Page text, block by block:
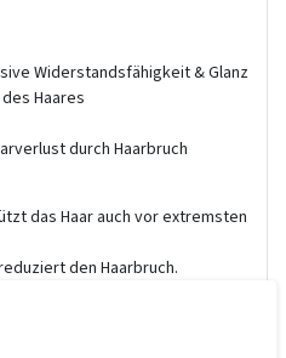
Widerstandsfähigkeit & Glanz
Haares
durch Haarbruch
das Haar auch vor extremsten
den Haarbruch.
gesundes, elastisches Haar